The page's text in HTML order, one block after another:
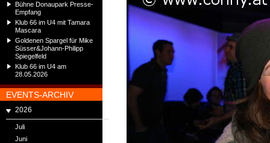
Bühne Donaupark Presse-
Empfang
Klub 66 im U4 mit Tamara
Mascara
Goldenen Spargel für Mike
Süsser&Johann-Philipp
Spiegelfeld
Klub 66 im U4 am
28.05.2026
EVENTS-ARCHIV
2026
Juli
Juni